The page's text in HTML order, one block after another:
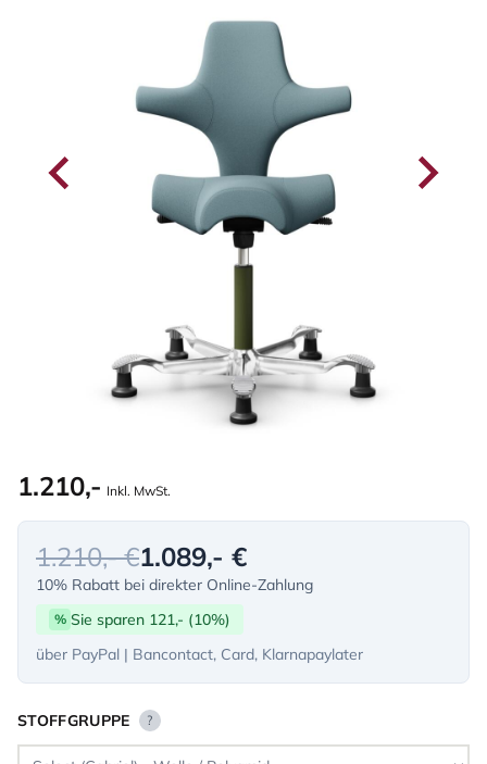
1.210,- Inkl. MwSt.
1.210,- €1.089,- €
10% Rabatt bei direkter Online-Zahlung
% Sie sparen 121,- (10%)
über PayPal | Bancontact, Card, Klarnapaylater
STOFFGRUPPE ?